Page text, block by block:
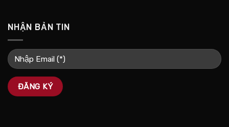
NHẬN BẢN TIN